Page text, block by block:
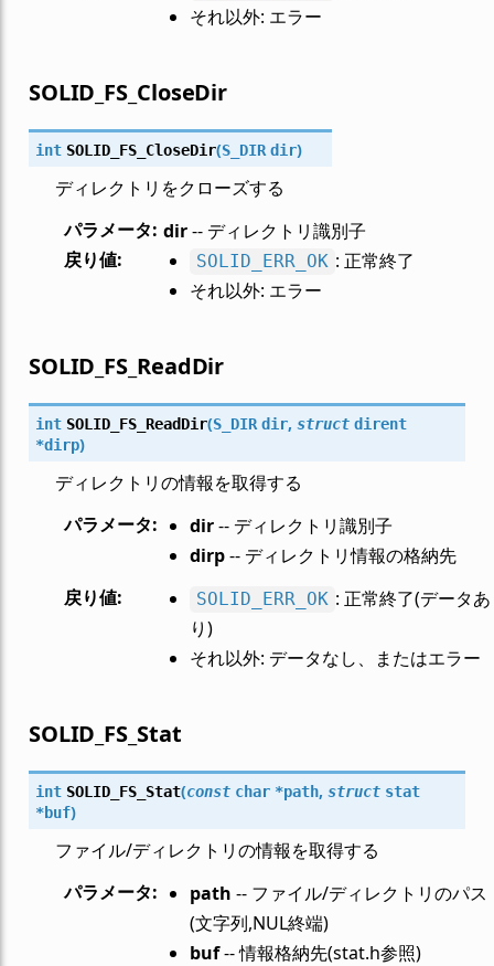
それ以外: エラー
SOLID_FS_CloseDir
int SOLID_FS_CloseDir(S_DIR dir)
ディレクトリをクローズする
パラメータ: dir-- ディレクトリ識別子
戻り値: SOLID_ERR_OK : 正常終了
それ以外: エラー
SOLID_FS_ReadDir
int SOLID_FS_ReadDir(S_DIR dir, struct dirent
*dirp)
ディレクトリの情報を取得する
パラメータ: dir-- ディレクトリ識別子
dirp-- ディレクトリ情報の格納先
戻り値: SOLID_ERR_OK : 正常終了(データあ
り)
それ以外: データなし、またはエラー
SOLID_FS_Stat
int SOLID_FS_Stat(const char *path, struct stat
*buf)
ファイル/ディレクトリの情報を取得する
パラメータ: path -- ファイル/ディレクトリのパス
(文字列,NUL終端)
buf-- 情報格納先(stat.h参照)